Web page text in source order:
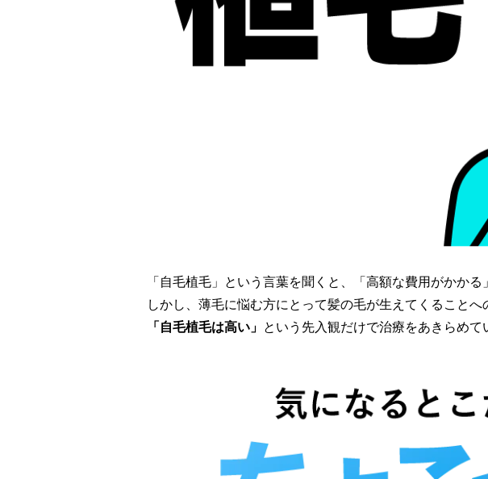
「自毛植毛」という言葉を聞くと、「高額な費用がかか
しかし、薄毛に悩む方にとって髪の毛が生えてくることへ
「自毛植毛は高い」 という先入観だけで治療をあきらめて